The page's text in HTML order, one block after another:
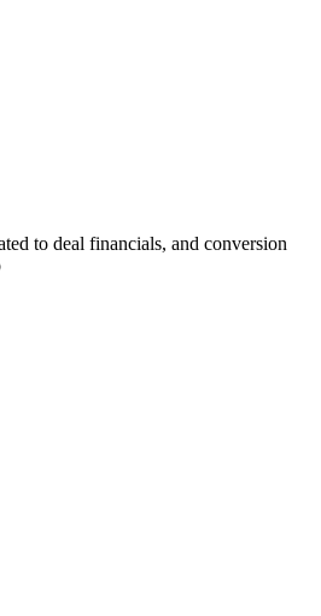
to deal financials, and conversion